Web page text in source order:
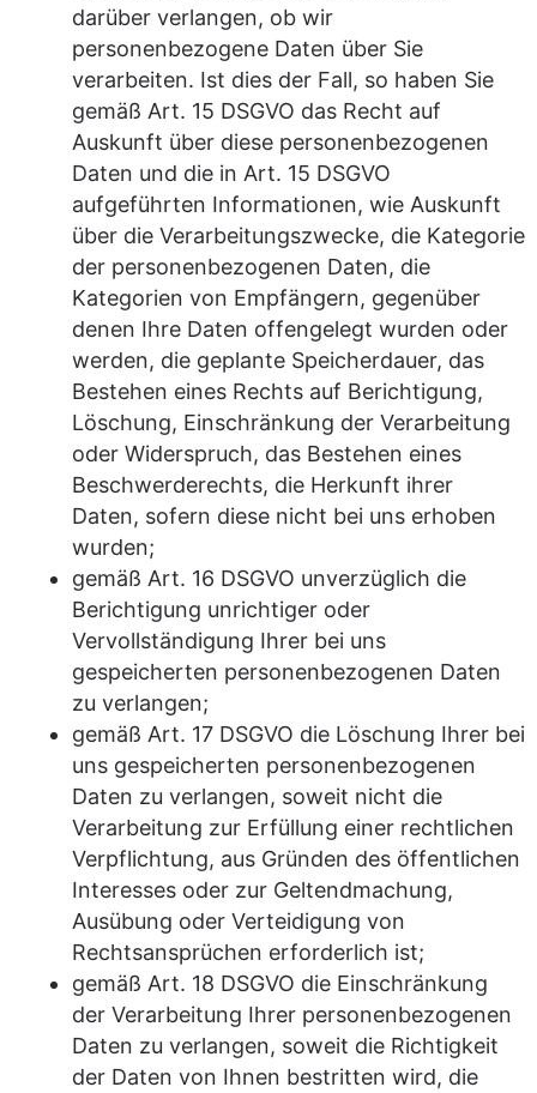
darüber verlangen, ob wir
personenbezogene Daten über Sie
verarbeiten. Ist dies der Fall, so haben Sie
gemäß Art. 15 DSGVO das Recht auf
Auskunft über diese personenbezogenen
Daten und die in Art. 15 DSGVO
aufgeführten Informationen, wie Auskunft
über die Verarbeitungszwecke, die Kategorie
der personenbezogenen Daten, die
Kategorien von Empfängern, gegenüber
denen Ihre Daten offengelegt wurden oder
werden, die geplante Speicherdauer, das
Bestehen eines Rechts auf Berichtigung,
Löschung, Einschränkung der Verarbeitung
oder Widerspruch, das Bestehen eines
Beschwerderechts, die Herkunft ihrer
Daten, sofern diese nicht bei uns erhoben
wurden;
gemäß Art. 16 DSGVO unverzüglich die
Berichtigung unrichtiger oder
Vervollständigung Ihrer bei uns
gespeicherten personenbezogenen Daten
zu verlangen;
gemäß Art. 17 DSGVO die Löschung Ihrer bei
uns gespeicherten personenbezogenen
Daten zu verlangen, soweit nicht die
Verarbeitung zur Erfüllung einer rechtlichen
Verpflichtung, aus Gründen des öffentlichen
Interesses oder zur Geltendmachung,
Ausübung oder Verteidigung von
Rechtsansprüchen erforderlich ist;
gemäß Art. 18 DSGVO die Einschränkung
der Verarbeitung Ihrer personenbezogenen
Daten zu verlangen, soweit die Richtigkeit
der Daten von Ihnen bestritten wird, die